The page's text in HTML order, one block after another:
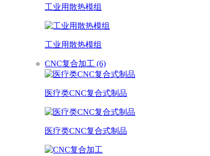
工业用散热模组
工业用散热模组
CNC复合加工 (6)
医疗类CNC复合式制品
医疗类CNC复合式制品